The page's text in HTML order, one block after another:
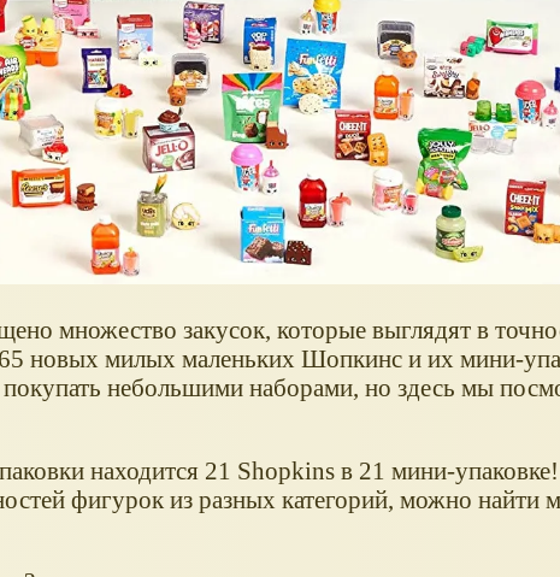
множество закусок, которые выглядят в
новых милых маленьких Шопкинс и их мини-
небольшими наборами, но здесь мы
находится 21 Shopkins в 21 мини-
фигурок из разных категорий, можно найти